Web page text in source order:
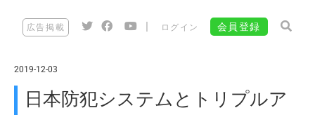
広告掲載 ログイン 会員登録
2019-12-03
日本防犯システムとトリプルア